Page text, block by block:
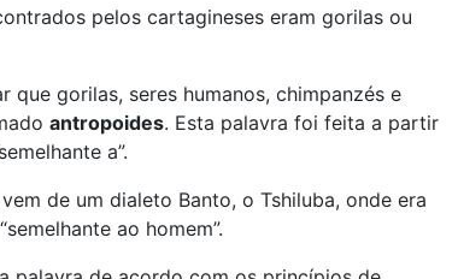
pelos cartagineses eram gorilas ou
que gorilas, seres humanos, chimpanzés e
antropoides. Esta palavra foi feita a partir
a”.
vem de um dialeto Banto, o Tshiluba, onde era
ao homem”.